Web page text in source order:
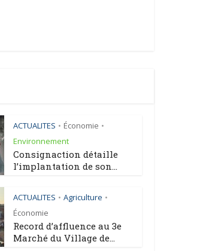
ACTUALITES • Économie •
Environnement
Consignaction détaille
l’implantation de son...
ACTUALITES • Agriculture •
Économie
Record d’affluence au 3e
Marché du Village de...